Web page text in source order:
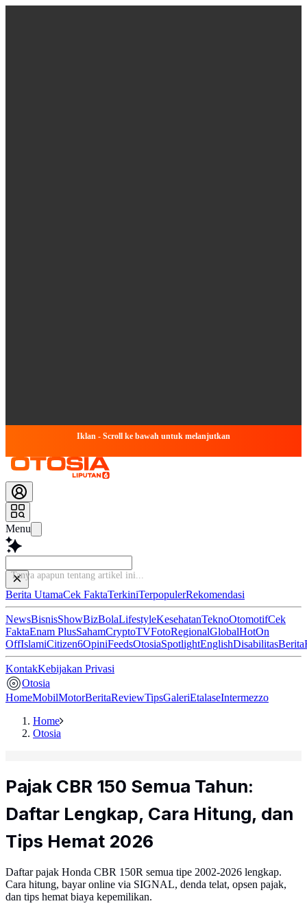
Iklan - Scroll ke bawah untuk melanjutkan
Menu
Baca
Berita UtamaCek FaktaTerkiniTerpopulerRekomendasi
NewsBisnisShowBizBolaLifestyleKesehatanTeknoOtomotifCek
FaktaEnam PlusSahamCryptoTVFotoRegionalGlobalHotOn
OffIslamiCitizen6OpiniFeedsOtosiaSpotlightEnglishDisabilitasBerita
KontakKebijakan Privasi
Otosia
HomeMobilMotorBeritaReviewTipsGaleriEtalaseIntermezzo
Home
Otosia
Pajak CBR 150 Semua Tahun:
Daftar Lengkap, Cara Hitung, dan
Tips Hemat 2026
Daftar pajak Honda CBR 150R semua tipe 2002-2026 lengkap.
Cara hitung, bayar online via SIGNAL, denda telat, opsen pajak,
dan tips hemat biaya kepemilikan.